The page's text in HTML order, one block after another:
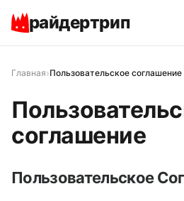
райдертрип
Главная›Пользовательское соглашение
соглашение
Пользовательское